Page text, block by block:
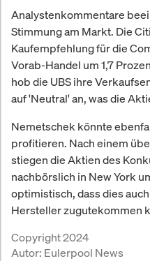
Analystenkommentare
Stimmung am Markt. Die
Kaufempfehlung für die
Vorab-Handel um 1,7
hob die UBS ihre
auf 'Neutral' an, was die
Nemetschek könnte
profitieren. Nach einem
stiegen die Aktien des
nachbörslich in New York
optimistisch, dass dies
Hersteller zugutekommen
Copyright 2024
Autor: Eulerpool News